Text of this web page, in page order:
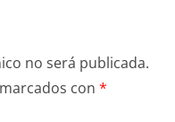
no será publicada.
con *